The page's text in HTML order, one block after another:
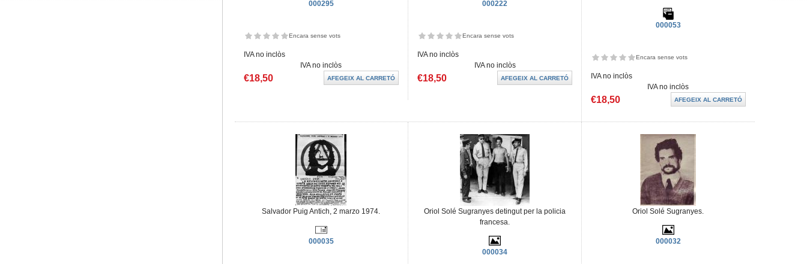
000295
Encara sense vots
IVA no inclòs
IVA no inclòs
€18,50
000222
Encara sense vots
IVA no inclòs
IVA no inclòs
€18,50
000053
Encara sense vots
IVA no inclòs
IVA no inclòs
€18,50
Salvador Puig Antich, 2 marzo 1974.
000035
Oriol Solé Sugranyes detingut per la policia
francesa.
000034
Oriol Solé Sugranyes.
000032